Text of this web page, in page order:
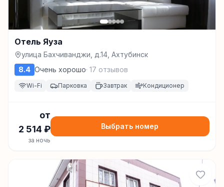
Отель Яуза
улица Бахчиванджи, д.14, Ахтубинск
8.4 Очень хорошо· 17 отзывов
Wi-Fi Парковка Завтрак Кондиционер
от
2 514 ₽
за ночь
Выбрать номер